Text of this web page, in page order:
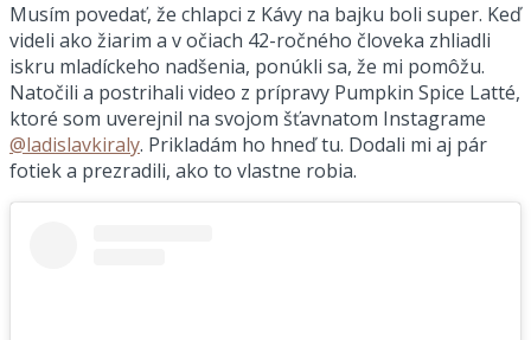
Musím povedať, že chlapci z Kávy na bajku boli super. Keď
videli ako žiarim a v očiach 42-ročného človeka zhliadli
iskru mladíckeho nadšenia, ponúkli sa, že mi pomôžu.
Natočili a postrihali video z prípravy Pumpkin Spice Latté,
ktoré som uverejnil na svojom šťavnatom Instagrame
@ladislavkiraly. Prikladám ho hneď tu. Dodali mi aj pár
fotiek a prezradili, ako to vlastne robia.